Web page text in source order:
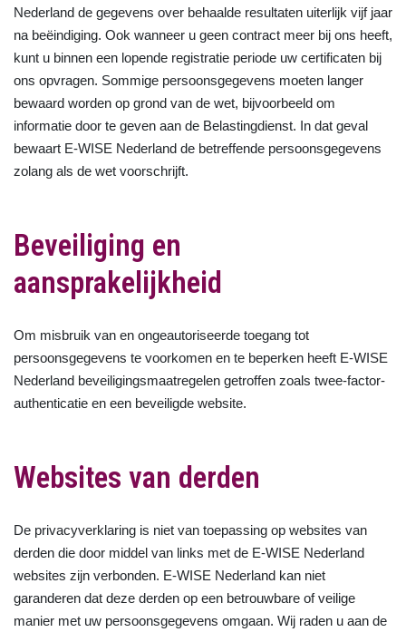
Nederland de gegevens over behaalde resultaten uiterlijk vijf jaar
na beëindiging. Ook wanneer u geen contract meer bij ons heeft,
kunt u binnen een lopende registratie periode uw certificaten bij
ons opvragen. Sommige persoonsgegevens moeten langer
bewaard worden op grond van de wet, bijvoorbeeld om
informatie door te geven aan de Belastingdienst. In dat geval
bewaart E-WISE Nederland de betreffende persoonsgegevens
zolang als de wet voorschrijft.
Beveiliging en
aansprakelijkheid
Om misbruik van en ongeautoriseerde toegang tot
persoonsgegevens te voorkomen en te beperken heeft E-WISE
Nederland beveiligingsmaatregelen getroffen zoals twee-factor-
authenticatie en een beveiligde website.
Websites van derden
De privacyverklaring is niet van toepassing op websites van
derden die door middel van links met de E-WISE Nederland
websites zijn verbonden. E-WISE Nederland kan niet
garanderen dat deze derden op een betrouwbare of veilige
manier met uw persoonsgegevens omgaan. Wij raden u aan de